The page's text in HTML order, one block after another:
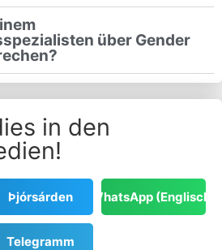
über Gender
in den
Þjórsárden WhatsApp (Englisch)
Telegramm